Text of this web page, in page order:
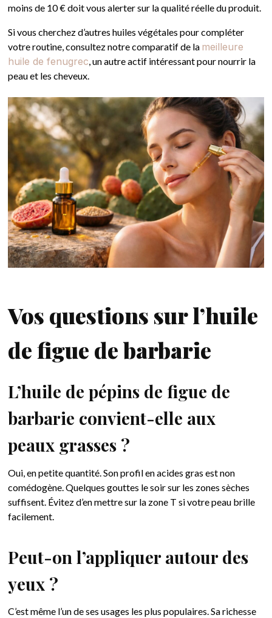
moins de 10 € doit vous alerter sur la qualité réelle du produit.
Si vous cherchez d’autres huiles végétales pour compléter
votre routine, consultez notre comparatif de la meilleure
huile de fenugrec, un autre actif intéressant pour nourrir la
peau et les cheveux.
Vos questions sur l’huile
de figue de barbarie
L’huile de pépins de figue de
barbarie convient-elle aux
peaux grasses ?
Oui, en petite quantité. Son profil en acides gras est non
comédogène. Quelques gouttes le soir sur les zones sèches
suffisent. Évitez d’en mettre sur la zone T si votre peau brille
facilement.
Peut-on l’appliquer autour des
yeux ?
C’est même l’un de ses usages les plus populaires. Sa richesse